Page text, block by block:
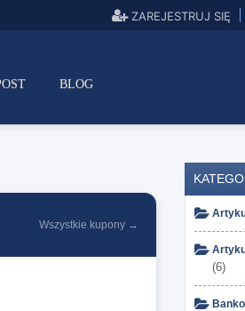
ZAREJESTRUJ SIĘ
BLOG
Wszystkie kupony →
(6)